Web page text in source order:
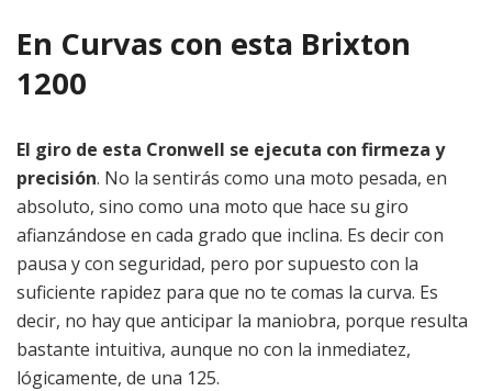
En Curvas con esta Brixton
1200
El giro de esta Cronwell se ejecuta con firmeza y
precisión. No la sentirás como una moto pesada, en
absoluto, sino como una moto que hace su giro
afianzándose en cada grado que inclina. Es decir con
pausa y con seguridad, pero por supuesto con la
suficiente rapidez para que no te comas la curva. Es
decir, no hay que anticipar la maniobra, porque resulta
bastante intuitiva, aunque no con la inmediatez,
lógicamente, de una 125.